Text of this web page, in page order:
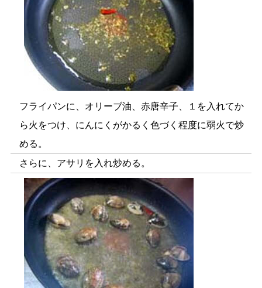
フライパンに、オリーブ油、赤唐辛子、１を入れてか
ら火をつけ、にんにくがかるく色づく程度に弱火で炒
める。
さらに、アサリを入れ炒める。